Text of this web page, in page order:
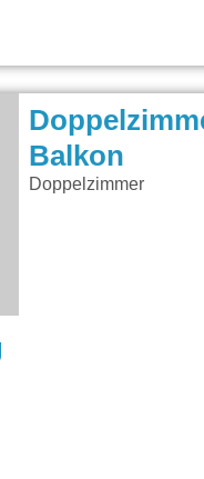
Balkon
Doppelzimmer